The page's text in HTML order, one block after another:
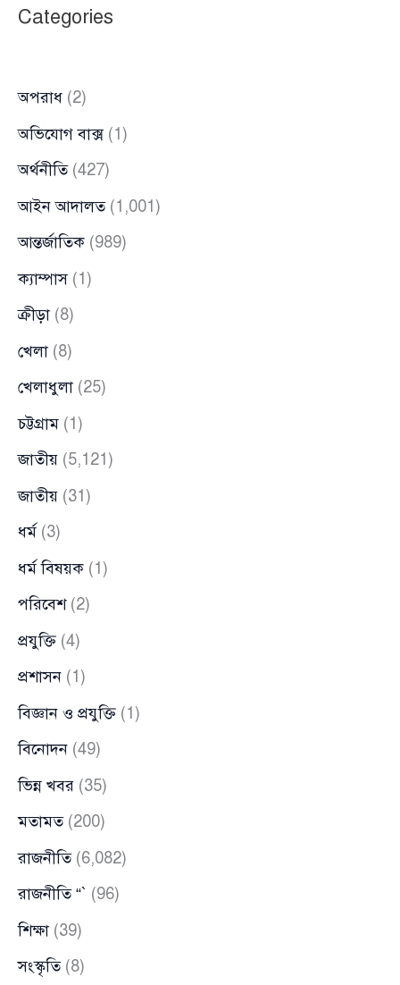
স্বরাষ্ট্র
Categories
অপরাধ (2)
অভিযোগ বাক্স(1)
অর্থনীতি(427)
আইন আদালত(1,001)
আন্তর্জাতিক (989)
ক্যাম্পাস(1)
ক্রীড়া (8)
খেলা (8)
খেলাধুলা (25)
চট্টগ্রাম (1)
জাতীয় (5,121)
জাতীয় (31)
ধর্ম (3)
ধর্ম বিষয়ক (1)
পরিবেশ(2)
প্রযুক্তি (4)
প্রশাসন (1)
বিজ্ঞান ও প্রযুক্তি (1)
বিনোদন (49)
ভিন্ন খবর (35)
মতামত(200)
রাজনীতি(6,082)
রাজনীতি “` (96)
শিক্ষা (39)
সংস্কৃতি(8)